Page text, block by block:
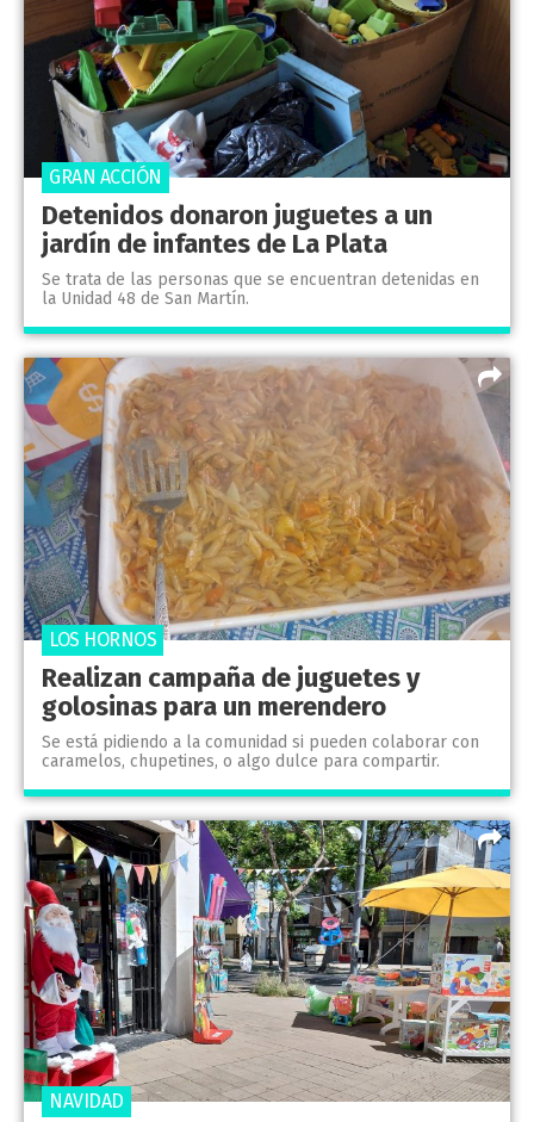
Detenidos donaron juguetes a un
jardín de infantes de La Plata
Se trata de las personas que se encuentran detenidas en
la Unidad 48 de San Martín.
GRAN ACCIÓN
Realizan campaña de juguetes y
golosinas para un merendero
Se está pidiendo a la comunidad si pueden colaborar con
caramelos, chupetines, o algo dulce para compartir.
LOS HORNOS
NAVIDAD